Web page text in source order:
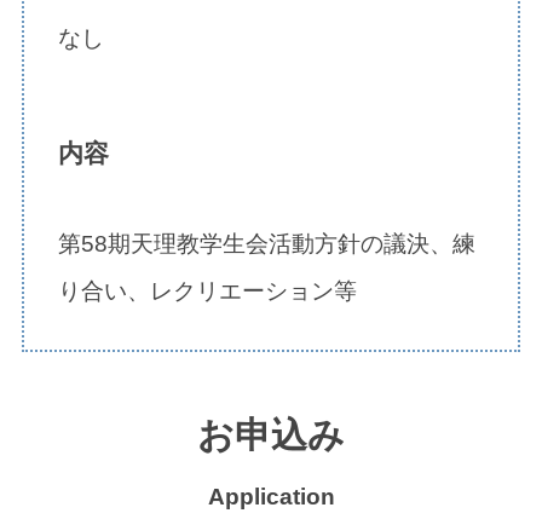
なし
内容
第58期天理教学生会活動方針の議決、練
り合い、レクリエーション等
お申込み
Application